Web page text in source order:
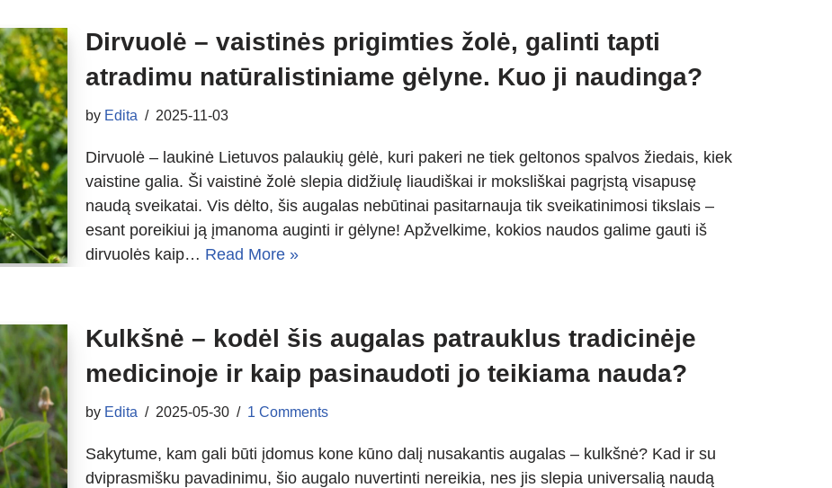
Dirvuolė – vaistinės prigimties žolė, galinti tapti
atradimu natūralistiniame gėlyne. Kuo ji naudinga?
by Edita 2025-11-03
Dirvuolė – laukinė Lietuvos palaukių gėlė, kuri pakeri ne tiek geltonos spalvos žiedais, kiek
vaistine galia. Ši vaistinė žolė slepia didžiulę liaudiškai ir moksliškai pagrįstą visapusę
naudą sveikatai. Vis dėlto, šis augalas nebūtinai pasitarnauja tik sveikatinimosi tikslais –
esant poreikiui ją įmanoma auginti ir gėlyne! Apžvelkime, kokios naudos galime gauti iš
dirvuolės kaip… Read More »
Kulkšnė – kodėl šis augalas patrauklus tradicinėje
medicinoje ir kaip pasinaudoti jo teikiama nauda?
by Edita 2025-05-30 1 Comments
Sakytume, kam gali būti įdomus kone kūno dalį nusakantis augalas – kulkšnė? Kad ir su
dviprasmišku pavadinimu, šio augalo nuvertinti nereikia, nes jis slepia universalią naudą